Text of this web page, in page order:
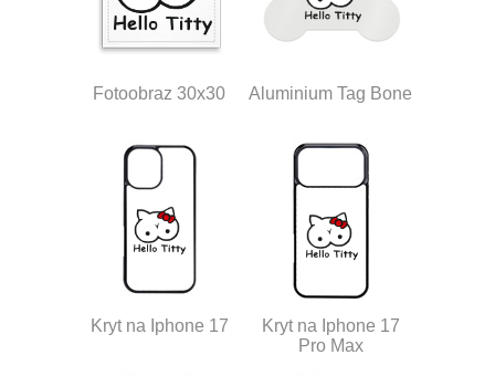
Fotoobraz 30x30 Aluminium Tag Bone
Kryt na Iphone 17
Kryt na Iphone 17
Pro Max